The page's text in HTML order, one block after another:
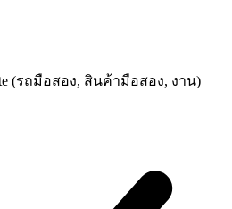
(รถมือสอง, สินค้ามือสอง, งาน)